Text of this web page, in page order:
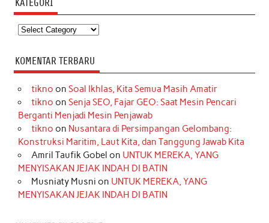
KATEGORI
Kategori
KOMENTAR TERBARU
tikno on Soal Ikhlas, Kita Semua Masih Amatir
tikno on Senja SEO, Fajar GEO: Saat Mesin Pencari
Berganti Menjadi Mesin Penjawab
tikno on Nusantara di Persimpangan Gelombang:
Konstruksi Maritim, Laut Kita, dan Tanggung Jawab Kita
Amril Taufik Gobel on UNTUK MEREKA, YANG
MENYISAKAN JEJAK INDAH DI BATIN
Musniaty Musni on UNTUK MEREKA, YANG
MENYISAKAN JEJAK INDAH DI BATIN